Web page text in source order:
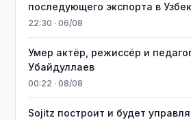
последующего экспорта в
22:30 · 06/08
Умер актёр, режиссёр и
Убайдуллаев
00:22 · 08/08
Sojitz построит и будет